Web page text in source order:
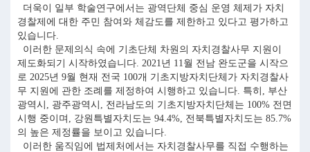
더욱이 일부 학술연구에서는 광역단체 중심 운영 체제가 자치
경찰제에 대한 주민 참여와 체감도를 제한하고 있다고 평가하고
있습니다.
이러한 문제의식 속에 기초단체 차원의 자치경찰사무 지원이
제도화되기 시작하였습니다. 2021년 11월 전남 완도군을 시작으
로 2025년 9월 현재 전국 100개 기초지방자치단체가 자치경찰사
무 지원에 관한 조례를 제정하여 시행하고 있습니다. 특히, 부산
광역시, 광주광역시, 전라남도의 기초지방자치단체는 100% 전면
시행 중이며, 강원특별자치도는 94.4%, 전북특별자치도는 85.7%
의 높은 제정률을 보이고 있습니다.
이러한 움직임에 법제처에서는 자치경찰사무를 직접 수행하는